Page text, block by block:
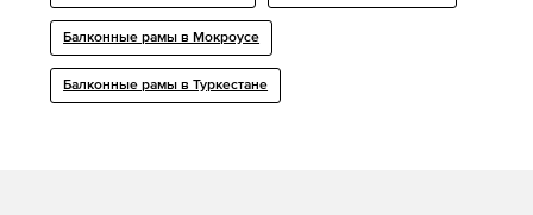
Балконные рамы в Мокроусе
Балконные рамы в Туркестане